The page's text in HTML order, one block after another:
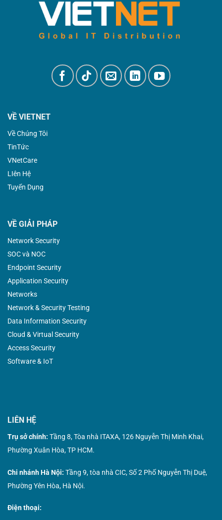
VỀ VIETNET
Về Chúng Tôi
TinTức
VNetCare
LIên Hệ
Tuyển Dụng
VỀ GIẢI PHÁP
Network Security
SOC và NOC
Endpoint Security
Application Security
Networks
Network & Security Testing
Data Information Security
Cloud & Virtual Security
Access Security
Software & IoT
LIÊN HỆ
Trụ sở chính: Tầng 8, Tòa nhà ITAXA, 126 Nguyễn Thị Minh Khai,
Phường Xuân Hòa, TP HCM.
Chi nhánh Hà Nội: Tầng 9, tòa nhà CIC, Số 2 Phố Nguyễn Thị Duệ,
Phường Yên Hòa, Hà Nội.
Điện thoại: